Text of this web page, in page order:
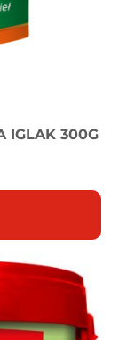
IGLAK 300G